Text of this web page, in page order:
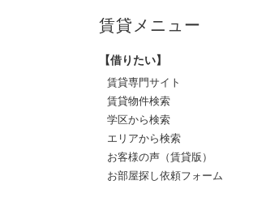
賃貸メニュー
【借りたい】
賃貸専門サイト
賃貸物件検索
学区から検索
エリアから検索
お客様の声（賃貸版）
お部屋探し依頼フォーム